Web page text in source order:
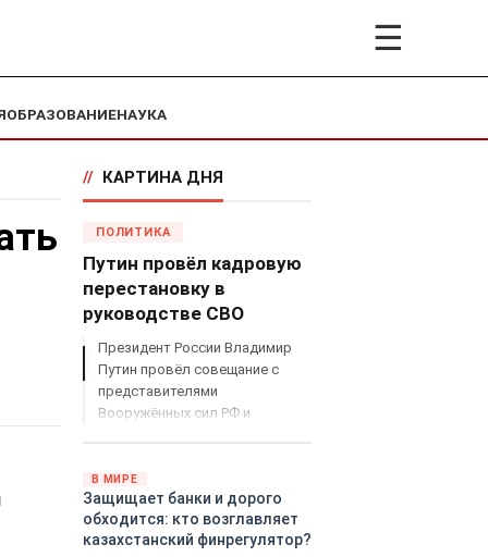
☰
ОБРАЗОВАНИЕНАУКА
// КАРТИНА ДНЯ
ПОЛИТИКА
Путин провёл кадровую
перестановку в
руководстве СВО
Президент России Владимир
Путин провёл совещание с
представителями
Вооружённых сил РФ и
руководстве спецоперацией.
В МИРЕ
Защищает банки и дорого
обходится: кто возглавляет
казахстанский финрегулятор?